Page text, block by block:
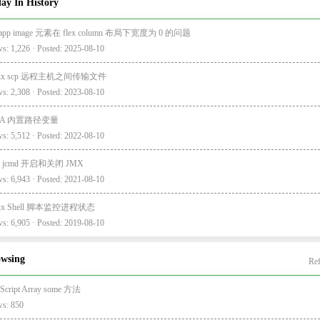
In History
image 元素在 flex column 布局下宽度为 0 的问题
1,226 · Posted: 2025-08-10
scp 远程主机之间传输文件
2,308 · Posted: 2023-08-10
内置路径变量
5,512 · Posted: 2022-08-10
jcmd 开启和关闭 JMX
6,943 · Posted: 2021-08-10
Shell 脚本监控进程状态
6,905 · Posted: 2019-08-10
Array some 方法
850